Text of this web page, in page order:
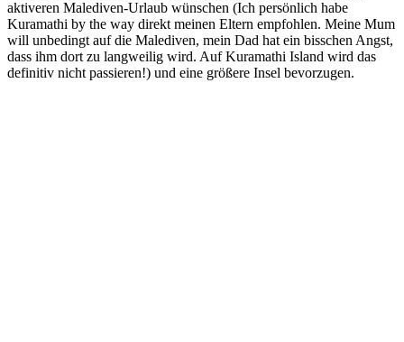
aktiveren Malediven-Urlaub wünschen (Ich persönlich habe
Kuramathi by the way direkt meinen Eltern empfohlen. Meine Mum
will unbedingt auf die Malediven, mein Dad hat ein bisschen Angst,
dass ihm dort zu langweilig wird. Auf Kuramathi Island wird das
definitiv nicht passieren!) und eine größere Insel bevorzugen.